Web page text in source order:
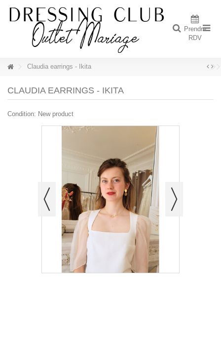
Prendre
RDV
Claudia earrings - Ikita
CLAUDIA EARRINGS - IKITA
Condition: New product